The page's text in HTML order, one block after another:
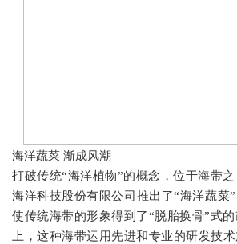
海洋蔬菜 渐成风潮
打破传统“海洋植物”的概念，位于海带
海洋科技股份有限公司推出了“海洋蔬菜
使传统海带的形象得到了“脱胎换骨”式
上，这种海带运用先进和专业的研发技